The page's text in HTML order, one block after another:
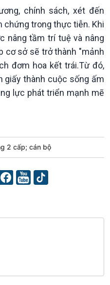
Góc nhìn VOV1
Bình luận
Đối thoại
Diễn đàn chủ nhật
Chuyện đêm
chính sách, xét đến
chứng trong thực tiễn. Khi
nâng tầm trí tuệ và nâng
cơ sở sẽ trở thành "mảnh
đơm hoa kết trái.Từ đó,
giấy thành cuộc sống ấm
lực phát triển mạnh mẽ
2 cấp; cán bộ